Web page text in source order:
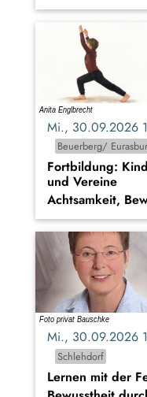
Mi., 30.09.2026
Beuerberg/
Fortbildung:
und Vereine
Achtsamkeit,
Mi., 30.09.2026
Schlehdorf
Lernen mit der